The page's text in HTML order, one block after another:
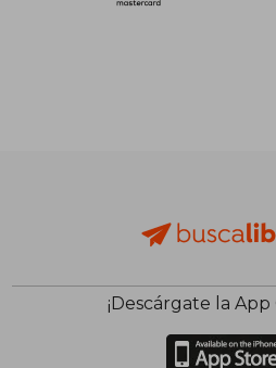
¡Descárgate la App